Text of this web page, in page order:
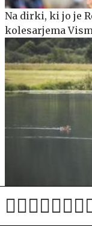
Na dirki, ki jo je
kolesarjema
Obiskovalci se